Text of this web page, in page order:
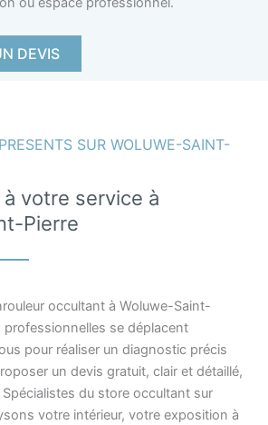
DEVIS
SUR WOLUWE-SAINT-
votre service à
Pierre
occultant à Woluwe-Saint-
professionnelles se déplacent
pour réaliser un diagnostic précis
un devis gratuit, clair et détaillé,
du store occultant sur
votre intérieur, votre exposition à